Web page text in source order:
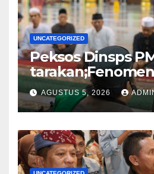
UNCATEGORIZED
Peksos Dinsps
Sekitar Kita, Apa
Dilakukan?
AGUSTUS 5, 2026